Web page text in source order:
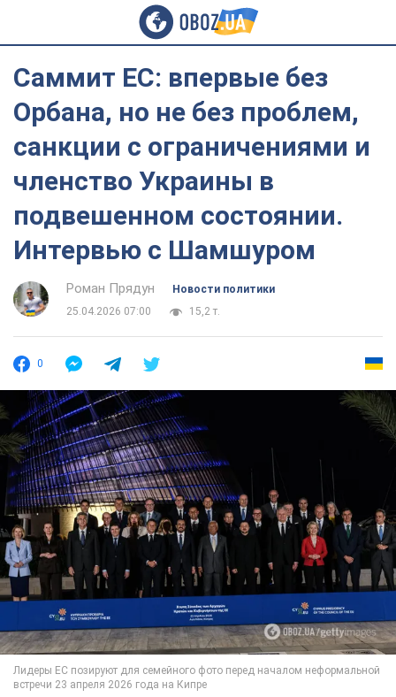
Саммит ЕС: впервые без
Орбана, но не без проблем,
санкции с ограничениями и
членство Украины в
подвешенном состоянии.
Интервью с Шамшуром
Роман Прядун
Новости политики
25.04.2026 07:00
15,2 т.
0